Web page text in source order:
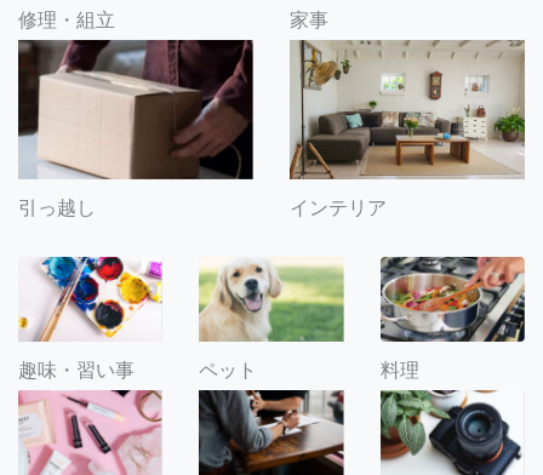
修理・組立 家事
引っ越し インテリア
趣味・習い事 ペット 料理